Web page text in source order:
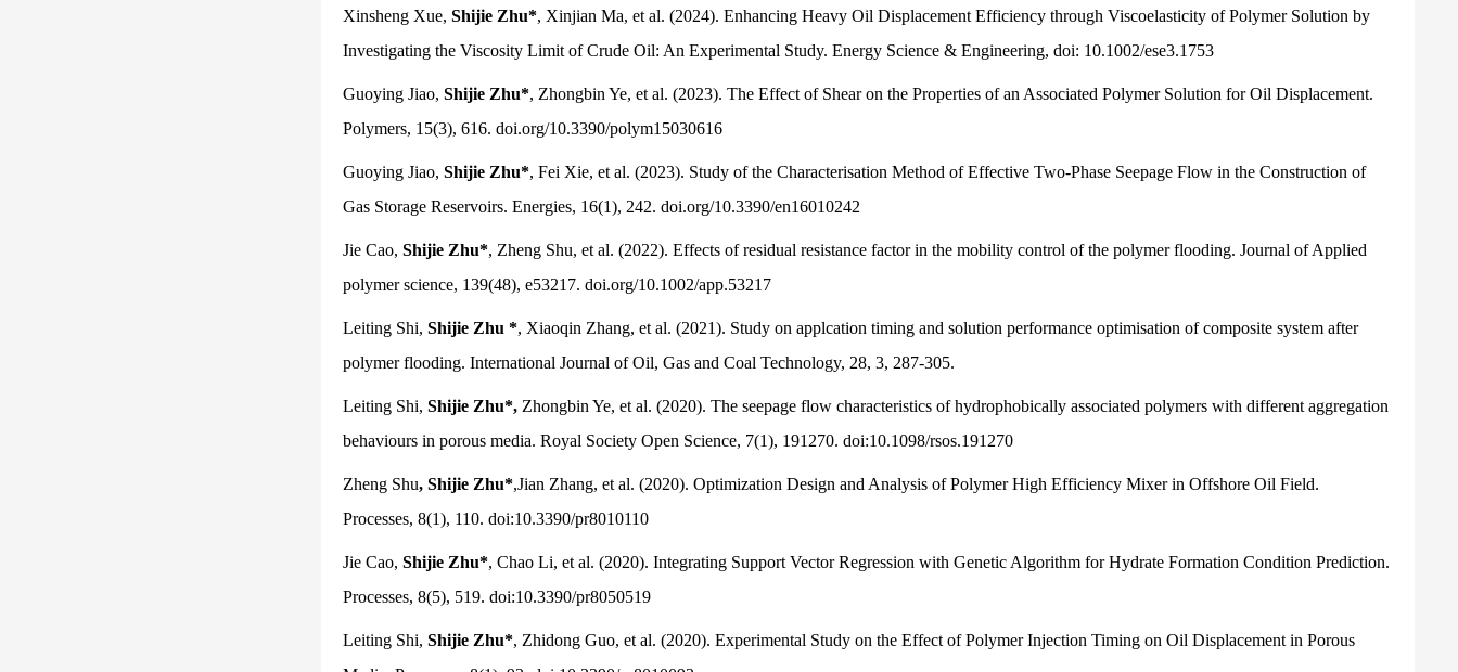
Xinsheng Xue, Shijie Zhu*, Xinjian Ma, et al. (2024). Enhancing Heavy Oil Displacement Efficiency through Viscoelasticity of Polymer Solution by
Investigating the Viscosity Limit of Crude Oil: An Experimental Study. Energy Science & Engineering, doi: 10.1002/ese3.1753
Guoying Jiao, Shijie Zhu*, Zhongbin Ye, et al. (2023). The Effect of Shear on the Properties of an Associated Polymer Solution for Oil Displacement.
Polymers, 15(3), 616. doi.org/10.3390/polym15030616
Guoying Jiao, Shijie Zhu*, Fei Xie, et al. (2023). Study of the Characterisation Method of Effective Two-Phase Seepage Flow in the Construction of
Gas Storage Reservoirs. Energies, 16(1), 242. doi.org/10.3390/en16010242
Jie Cao, Shijie Zhu*, Zheng Shu, et al. (2022). Effects of residual resistance factor in the mobility control of the polymer flooding. Journal of Applied
polymer science, 139(48), e53217. doi.org/10.1002/app.53217
Leiting Shi, Shijie Zhu *, Xiaoqin Zhang, et al. (2021). Study on applcation timing and solution performance optimisation of composite system after
polymer flooding. International Journal of Oil, Gas and Coal Technology, 28, 3, 287-305.
Leiting Shi, Shijie Zhu*, Zhongbin Ye, et al. (2020). The seepage flow characteristics of hydrophobically associated polymers with different aggregation
behaviours in porous media. Royal Society Open Science, 7(1), 191270. doi:10.1098/rsos.191270
Zheng Shu, Shijie Zhu*,Jian Zhang, et al. (2020). Optimization Design and Analysis of Polymer High Efficiency Mixer in Offshore Oil Field.
Processes, 8(1), 110. doi:10.3390/pr8010110
Jie Cao, Shijie Zhu*, Chao Li, et al. (2020). Integrating Support Vector Regression with Genetic Algorithm for Hydrate Formation Condition Prediction.
Processes, 8(5), 519. doi:10.3390/pr8050519
Leiting Shi, Shijie Zhu*, Zhidong Guo, et al. (2020). Experimental Study on the Effect of Polymer Injection Timing on Oil Displacement in Porous